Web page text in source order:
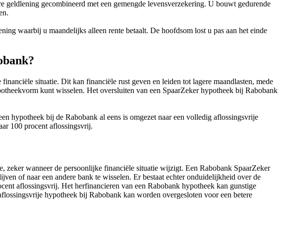
gecombineerd met een gemengde levensverzekering. U bouwt gedurende
waarbij u maandelijks alleen rente betaalt. De hoofdsom lost u pas aan het einde
situatie. Dit kan financiële rust geven en leiden tot lagere maandlasten, mede
kunt wisselen. Het oversluiten van een SpaarZeker hypotheek bij Rabobank
hypotheek bij de Rabobank al eens is omgezet naar een volledig aflossingsvrije
100 procent aflossingsvrij.
zeker wanneer de persoonlijke financiële situatie wijzigt. Een Rabobank SpaarZeker
of naar een andere bank te wisselen. Er bestaat echter onduidelijkheid over de
aflossingsvrij. Het herfinancieren van een Rabobank hypotheek kan gunstige
hypotheek bij Rabobank kan worden overgesloten voor een betere